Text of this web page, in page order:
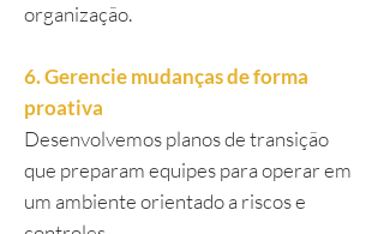
organização.
6. Gerencie mudanças de forma
proativa
Desenvolvemos planos de transição
que preparam equipes para operar em
um ambiente orientado a riscos e